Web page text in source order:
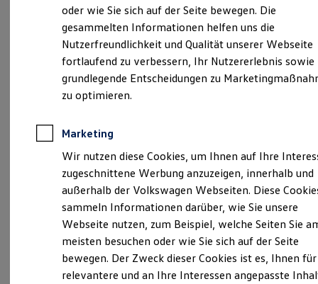
Für Gewerbekunden
Leasing
Für Privatkunden
Für Gewerbekunden
Versicherungen & Garantien
Garantien
Kfz-Versicherung für Nutzfahrzeuge
Restschuldversicherung
Wartungsverträge
Reparatur & Service
Sommer-Special
Reparatur, Pflege & Inspektion
Servicetermin anfragen
Service-Vorteile bei Volkswagen Nutzfahrzeuge
ServicePlus
Economy Service
Räder & Reifen Service
Ersatzfahrzeuge
Notdienst und Pannenhilfe
Software, Konnektivität & Apps
California App
Schleibingerstraße 12 - 16, 81669 München
info.vwz@mahag.de
+49 89 48001100
Montag-Freitag 07:00-18:00 Uhr
Samstag
Ansprechpartner
oder wie Sie sich auf der Seite bewegen. Die
gesammelten Informationen helfen uns die
Nutzerfreundlichkeit und Qualität unserer Webseite
fortlaufend zu verbessern, Ihr Nutzererlebnis sowie
grundlegende Entscheidungen zu
zu optimieren.
Marketing
Wir nutzen diese Cookies, um Ihnen auf Ihre
zugeschnittene Werbung anzuzeigen, innerhalb und
außerhalb der Volkswagen Webseiten. Diese
sammeln Informationen darüber, wie Sie unsere
Webseite nutzen, zum Beispiel, welche Seiten Sie
meisten besuchen oder wie Sie sich auf der Seite
bewegen. Der Zweck dieser Cookies ist es, Ihnen für
relevantere und an Ihre Interessen angepasste